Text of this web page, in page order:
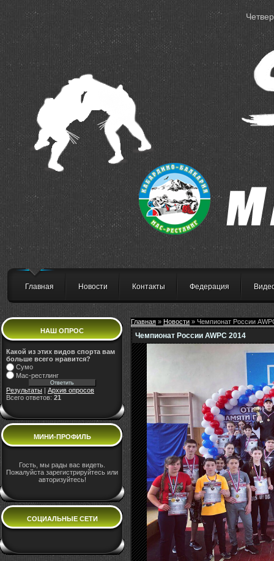
Главная Новости Контакты Федерация
НАШ ОПРОС
Какой из этих видов спорта вам
больше всего нравится?
Сумо
Мас-рестлинг
Результаты
Архив опросов
Всего ответов: 21
МИНИ-ПРОФИЛЬ
Гость, мы рады вас видеть.
Пожалуйста зарегистрируйтесь или
авторизуйтесь!
СОЦИАЛЬНЫЕ СЕТИ
Главная » Новости » Чемпионат России
Чемпионат России AWPC 2014